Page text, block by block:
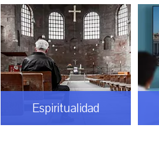
Espiritualidad